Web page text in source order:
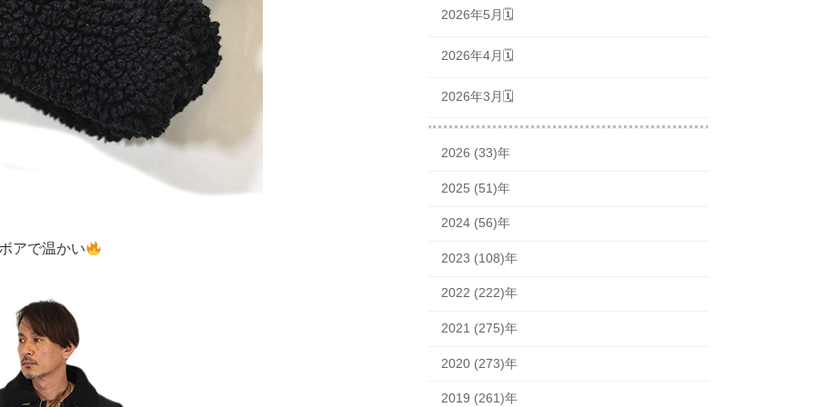
アで温かい
2026年5月🗓
2026年4月🗓
2026年3月🗓
2026 (33)年
2025 (51)年
2024 (56)年
2023 (108)年
2022 (222)年
2021 (275)年
2020 (273)年
2019 (261)年